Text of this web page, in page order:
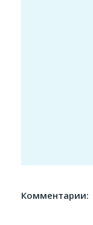
Комментарии: